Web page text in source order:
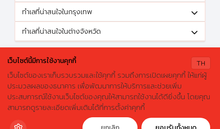
ค้นหาบ้านมือสองธอส.
ลองเปลี่ยนมาใช้ผ่านแอปดูสิ ใช้ง่าย รวดเร็ว โหลดเลย!
X
ทำเลที่น่าสนใจในกรุงเทพ
ทำเลที่น่าสนใจในต่างจังหวัด
© 2026 GHBhomecenter.com. All rights reserved.
ธนาคารอาคารสงเคราะห์ (สำนักงานใหญ่) 63 ถนนพระราม 9 เขตห้วยขวาง
กรุงเทพมหานคร 10310
TH
เว็บไซต์นี้มีการใช้งานคุกกี้
เว็บไซต์ของเราเก็บรวบรวมและใช้คุกกี้ รวมถึงการเปิดเผยคุกกี้ ให้แก่ผู้
ประมวลผลของธนาคาร เพื่อพัฒนาการให้บริการและช่วยเพิ่ม
ประสบการณ์ใช้งานเว็บไซต์ของคุณให้สามารถใช้งานได้ดียิ่งขึ้น โดยคุณ
สามารถดูรายละเอียดเพิ่มเติมได้ที่การตั้งค่าคุกกี้